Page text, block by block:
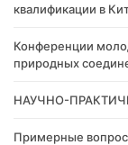
квалификации в
Конференции
природных
НАУЧНО-
Примерные